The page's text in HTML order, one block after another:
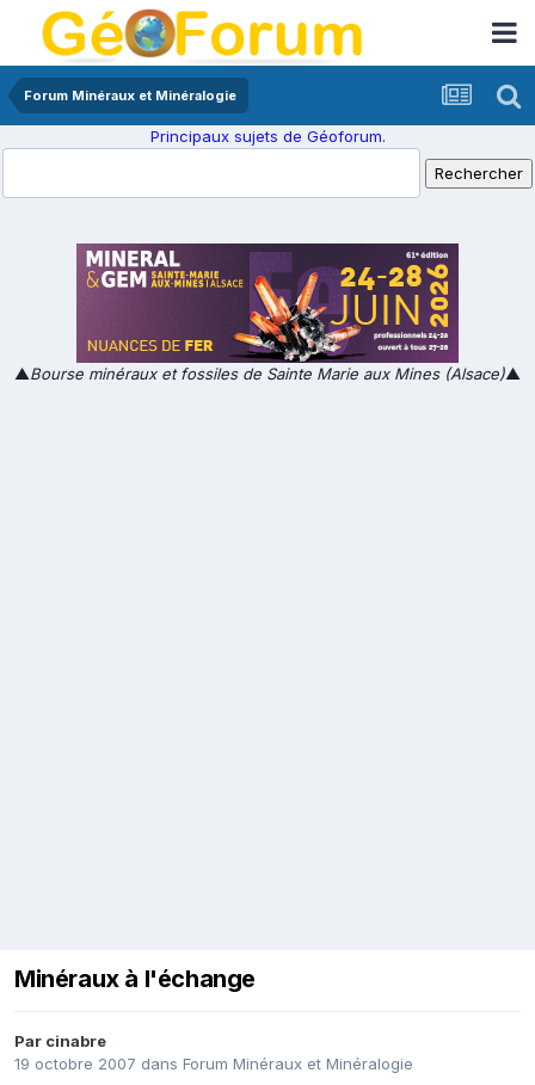
Forum Minéraux et Minéralogie
Principaux sujets de Géoforum.
▲Bourse minéraux et fossiles de Sainte Marie aux Mines (Alsace)▲
Minéraux à l'échange
Par cinabre
19 octobre 2007 dans Forum Minéraux et Minéralogie